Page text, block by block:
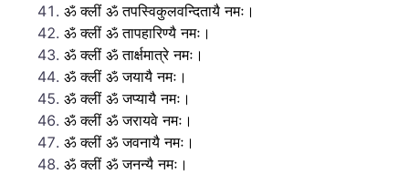
ॐ क्लीं ॐ तपस्विकुलवन्दितायै नमः।
ॐ क्लीं ॐ तापहारिण्यै नमः।
ॐ क्लीं ॐ तार्क्षमात्रे नमः।
ॐ क्लीं ॐ जयायै नमः।
ॐ क्लीं ॐ जप्यायै नमः।
ॐ क्लीं ॐ जरायवे नमः।
ॐ क्लीं ॐ जवनायै नमः।
ॐ क्लीं ॐ जनन्यै नमः।